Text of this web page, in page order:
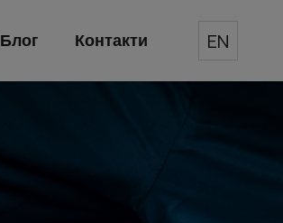
Блог Контакти EN